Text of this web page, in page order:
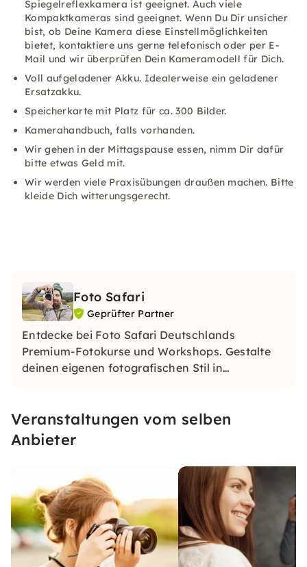
Spiegelreflexkamera ist geeignet. Auch viele
Kompaktkameras sind geeignet. Wenn Du Dir unsicher
bist, ob Deine Kamera diese Einstellmöglichkeiten
bietet, kontaktiere uns gerne telefonisch oder per E-
Mail und wir überprüfen Dein Kameramodell für Dich.
Voll aufgeladener Akku. Idealerweise ein geladener
Ersatzakku.
Speicherkarte mit Platz für ca. 300 Bilder.
Kamerahandbuch, falls vorhanden.
Wir gehen in der Mittagspause essen, nimm Dir dafür
bitte etwas Geld mit.
Wir werden viele Praxisübungen draußen machen. Bitte
kleide Dich witterungsgerecht.
Foto Safari
Geprüfter Partner
Entdecke bei Foto Safari Deutschlands
Premium-Fotokurse und Workshops. Gestalte
deinen eigenen fotografischen Stil in
Welt der Fotografie.
Veranstaltungen vom selben
Anbieter